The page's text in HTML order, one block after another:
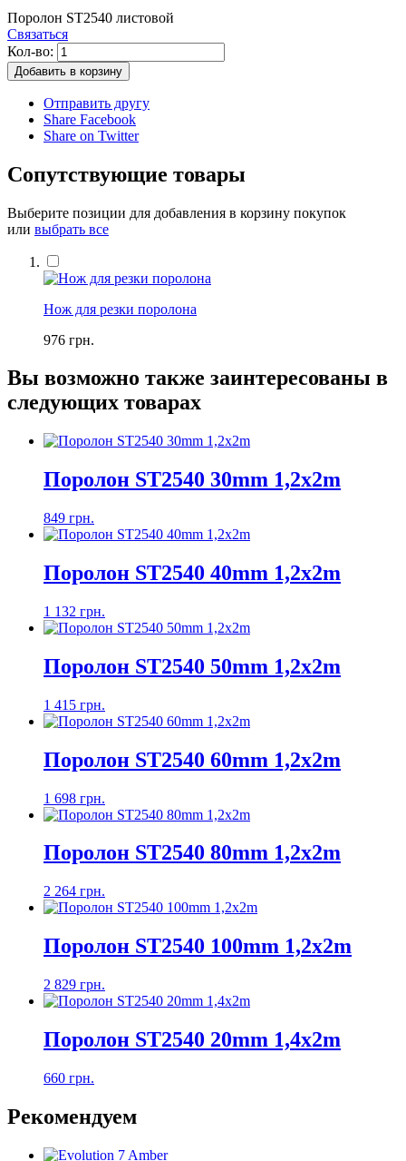
Поролон ST2540 листовой
Связаться
Кол-во:
Добавить в корзину
Отправить другу
Share Facebook
Share on Twitter
Сопутствующие товары
Выберите позиции для добавления в корзину покупок
или выбрать все
Нож для резки поролона
976 грн.
Вы возможно также заинтересованы в
следующих товарах
Поролон ST2540 30mm 1,2х2m
849 грн.
Поролон ST2540 40mm 1,2х2m
1 132 грн.
Поролон ST2540 50mm 1,2х2m
1 415 грн.
Поролон ST2540 60mm 1,2х2m
1 698 грн.
Поролон ST2540 80mm 1,2х2m
2 264 грн.
Поролон ST2540 100mm 1,2х2m
2 829 грн.
Поролон ST2540 20mm 1,4x2m
660 грн.
Рекомендуем